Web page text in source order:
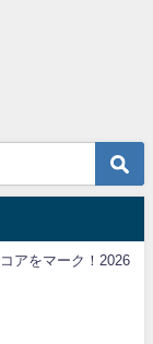
アをマーク！2026